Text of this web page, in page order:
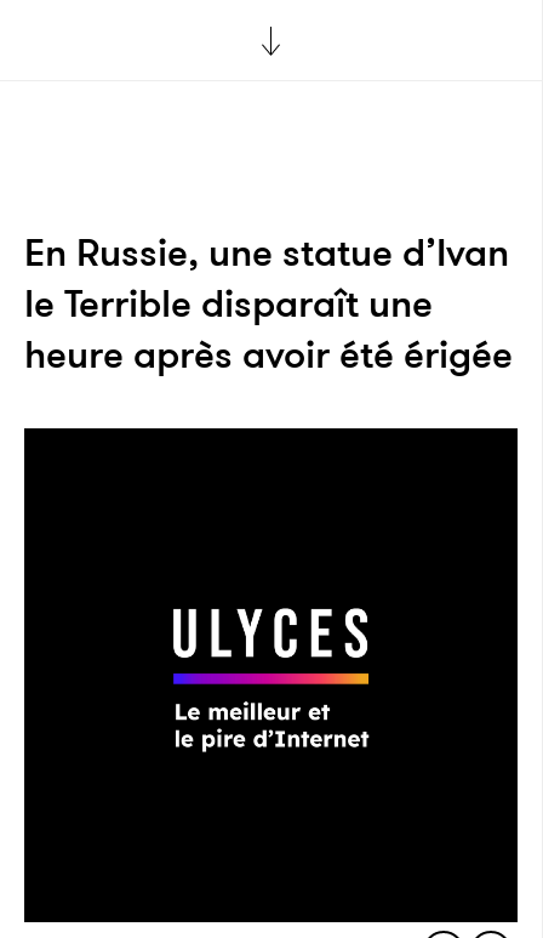
En Russie, une statue d’Ivan
le Terrible disparaît une
heure après avoir été érigée